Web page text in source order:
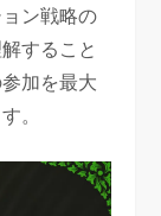
ン戦略の
すること
加を最大
。